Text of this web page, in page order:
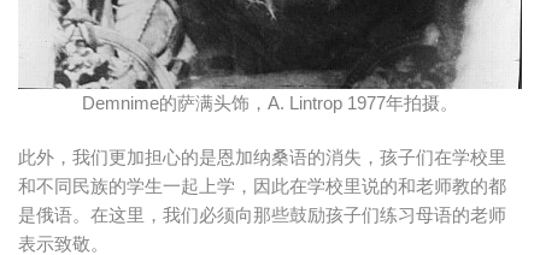
Demnime的萨满头饰，A. Lintrop 1977年拍摄。
此外，我们更加担心的是恩加纳桑语的消失，孩子们在学校里
和不同民族的学生一起上学，因此在学校里说的和老师教的都
是俄语。在这里，我们必须向那些鼓励孩子们练习母语的老师
表示致敬。